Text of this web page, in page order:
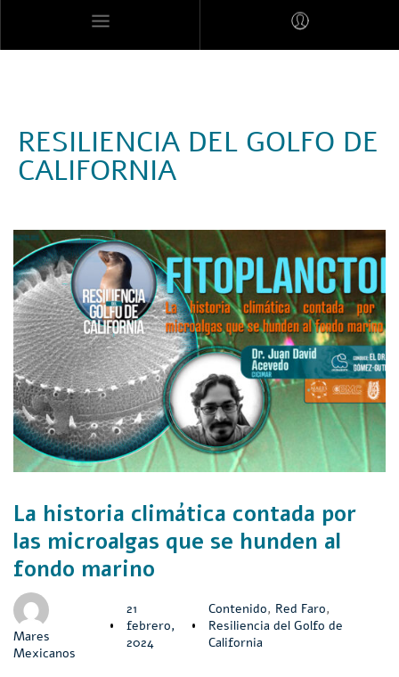
RESILIENCIA DEL GOLFO DE
CALIFORNIA
La historia climática contada por
las microalgas que se hunden al
fondo marino
Mares
Mexicanos
21
febrero,
2024
Contenido, Red Faro,
Resiliencia del Golfo de
California